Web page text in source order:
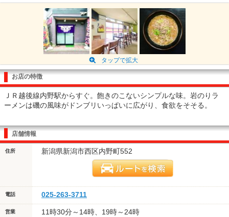
タップで拡大
お店の特徴
ＪＲ越後線内野駅からすぐ。飽きのこないシンプルな味。岩のりラ
ーメンは磯の風味がドンブリいっぱいに広がり、食欲をそそる。
店舗情報
住所 新潟県新潟市西区内野町552
電話 025-263-3711
営業 11時30分～14時、19時～24時